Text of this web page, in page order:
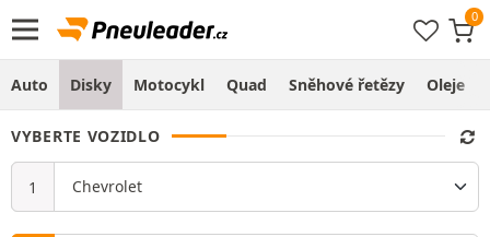
Auto Disky Motocykl Quad Sněhové řetězy Oleje
VYBERTE VOZIDLO